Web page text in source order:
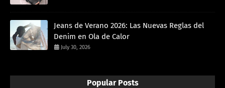
Jeans de Verano 2026: Las Nuevas Reglas del
Denim en Ola de Calor
July 30, 2026
Popular Posts